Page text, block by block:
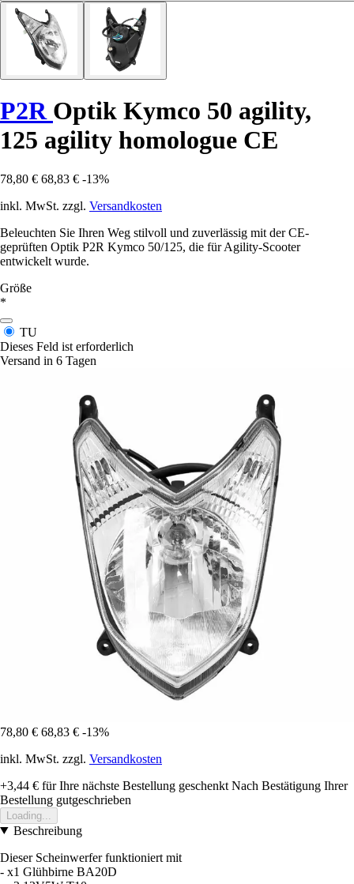
P2R Optik Kymco 50 agility,
125 agility homologue CE
78,80 € 68,83 € -13%
inkl. MwSt. zzgl. Versandkosten
Beleuchten Sie Ihren Weg stilvoll und zuverlässig mit der CE-
geprüften Optik P2R Kymco 50/125, die für Agility-Scooter
entwickelt wurde.
Größe
*
TU
Dieses Feld ist erforderlich
Versand in 6 Tagen
78,80 € 68,83 € -13%
inkl. MwSt. zzgl. Versandkosten
+3,44 € für Ihre nächste Bestellung geschenkt Nach Bestätigung Ihrer
Bestellung gutgeschrieben
Loading...
Beschreibung
Dieser Scheinwerfer funktioniert mit
- x1 Glühbirne BA20D